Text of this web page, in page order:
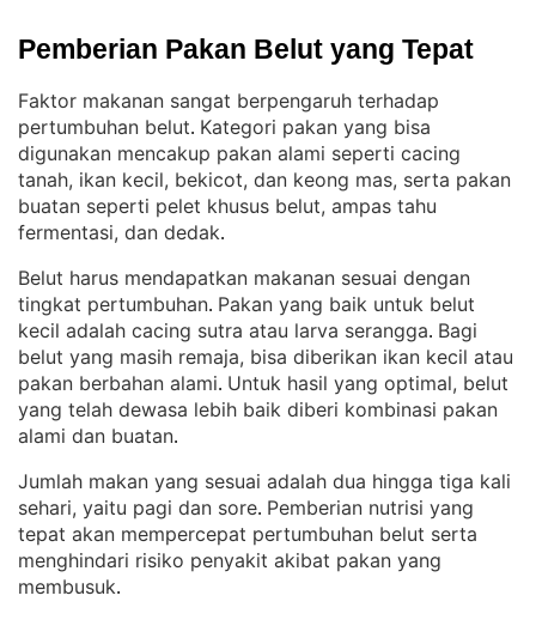
Pemberian Pakan Belut yang Tepat
Faktor makanan sangat berpengaruh terhadap
pertumbuhan belut. Kategori pakan yang bisa
digunakan mencakup pakan alami seperti cacing
tanah, ikan kecil, bekicot, dan keong mas, serta pakan
buatan seperti pelet khusus belut, ampas tahu
fermentasi, dan dedak.
Belut harus mendapatkan makanan sesuai dengan
tingkat pertumbuhan. Pakan yang baik untuk belut
kecil adalah cacing sutra atau larva serangga. Bagi
belut yang masih remaja, bisa diberikan ikan kecil atau
pakan berbahan alami. Untuk hasil yang optimal, belut
yang telah dewasa lebih baik diberi kombinasi pakan
alami dan buatan.
Jumlah makan yang sesuai adalah dua hingga tiga kali
sehari, yaitu pagi dan sore. Pemberian nutrisi yang
tepat akan mempercepat pertumbuhan belut serta
menghindari risiko penyakit akibat pakan yang
membusuk.